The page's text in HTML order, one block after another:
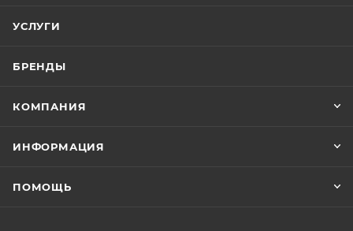
УСЛУГИ
БРЕНДЫ
КОМПАНИЯ
ИНФОРМАЦИЯ
ПОМОЩЬ